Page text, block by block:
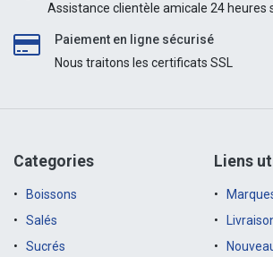
Assistance clientèle amicale 24 heures
Paiement en ligne sécurisé
Nous traitons les certificats SSL
Categories
Boissons
Salés
Sucrés
Liens